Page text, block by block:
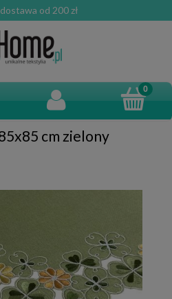
od 200 zł
cm zielony